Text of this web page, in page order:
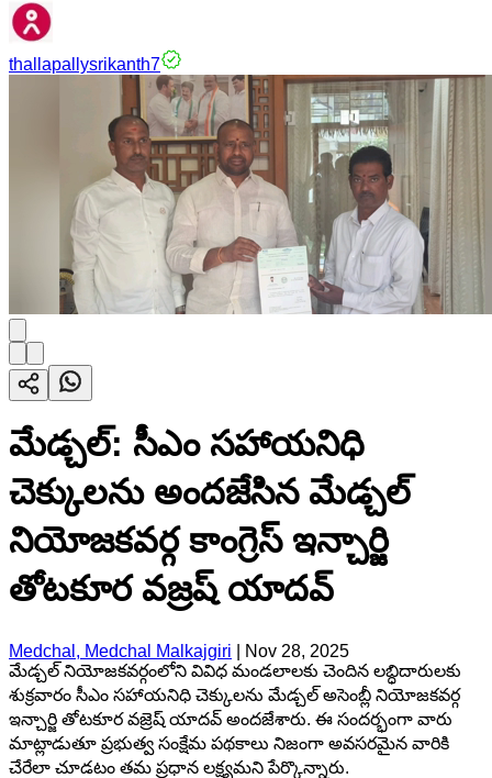
thallapallysrikanth7
మేడ్చల్: సీఎం సహాయనిధి
చెక్కులను అందజేసిన మేడ్చల్
నియోజకవర్గ కాంగ్రెస్ ఇన్చార్జి
తోటకూర వజ్రష్ యాదవ్
Medchal, Medchal Malkajgiri
Nov 28, 2025
మేడ్చల్ నియోజకవర్గంలోని వివిధ మండలాలకు చెందిన లబ్ధిదారులకు
శుక్రవారం సీఎం సహాయనిధి చెక్కులను మేడ్చల్ అసెంబ్లీ నియోజకవర్గ
ఇన్చార్జి తోటకూర వజ్రెష్ యాదవ్ అందజేశారు. ఈ సందర్భంగా వారు
మాట్లాడుతూ ప్రభుత్వ సంక్షేమ పథకాలు నిజంగా అవసరమైన వారికి
చేరేలా చూడటం తమ ప్రధాన లక్ష్యమని పేర్కొన్నారు.